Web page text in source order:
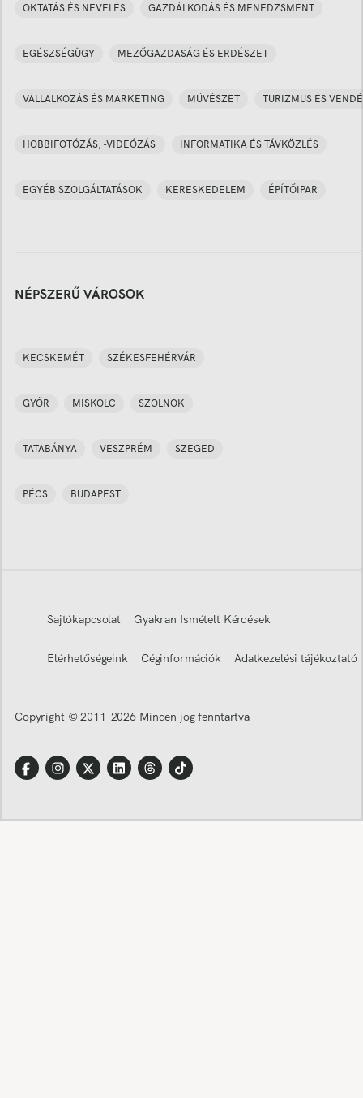
OKTATÁS ÉS NEVELÉS GAZDÁLKODÁS ÉS MENEDZSMENT
EGÉSZSÉGÜGY MEZŐGAZDASÁG ÉS ERDÉSZET
VÁLLALKOZÁS ÉS MARKETING MŰVÉSZET TURIZMUS ÉS
HOBBIFOTÓZÁS, -VIDEÓZÁS INFORMATIKA ÉS TÁVKÖZLÉS
EGYÉB SZOLGÁLTATÁSOK KERESKEDELEM ÉPÍTŐIPAR
NÉPSZERŰ VÁROSOK
KECSKEMÉT SZÉKESFEHÉRVÁR
GYŐR MISKOLC SZOLNOK
TATABÁNYA VESZPRÉM SZEGED
PÉCS BUDAPEST
Sajtókapcsolat Gyakran Ismételt Kérdések
Elérhetőségeink Céginformációk Adatkezelési tájékoztató
Copyright © 2011-2026 Minden jog fenntartva